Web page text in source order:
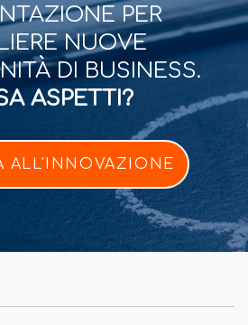
PER
NUOVE
DI BUSINESS.
ASPETTI?
ALL'INNOVAZIONE